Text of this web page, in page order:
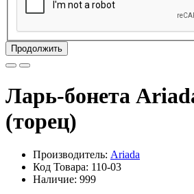
Продолжить
Ларь-бонета
(торец)
Производитель: Ariada
Код Товара: 110-03
Наличие: 999